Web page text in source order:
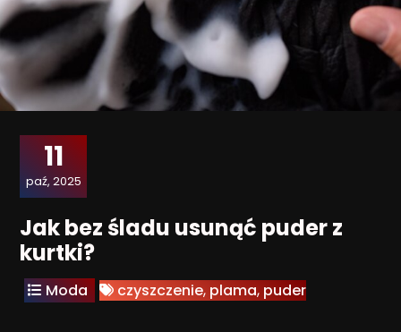
11
paź, 2025
Jak bez śladu usunąć puder z
kurtki?
Moda czyszczenie, plama, puder